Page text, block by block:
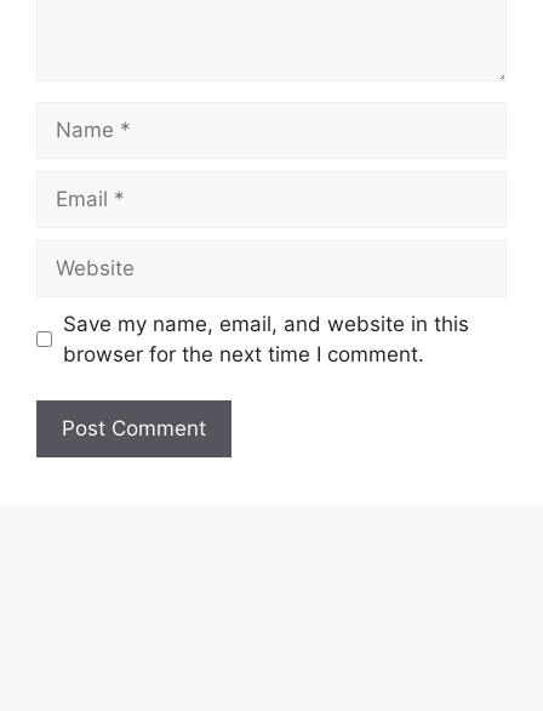
Save my name, email, and website in this
browser for the next time I comment.